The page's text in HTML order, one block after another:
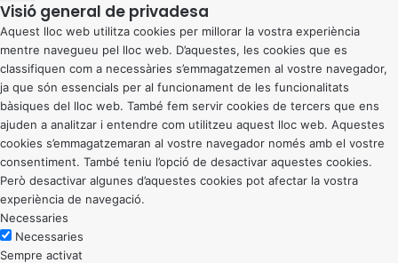
Visió general de privadesa
Aquest lloc web utilitza cookies per millorar la vostra experiència
mentre navegueu pel lloc web. D’aquestes, les cookies que es
classifiquen com a necessàries s’emmagatzemen al vostre navegador,
ja que són essencials per al funcionament de les funcionalitats
bàsiques del lloc web. També fem servir cookies de tercers que ens
ajuden a analitzar i entendre com utilitzeu aquest lloc web. Aquestes
cookies s’emmagatzemaran al vostre navegador només amb el vostre
consentiment. També teniu l’opció de desactivar aquestes cookies.
Però desactivar algunes d’aquestes cookies pot afectar la vostra
experiència de navegació.
Necessaries
Necessaries
Sempre activat